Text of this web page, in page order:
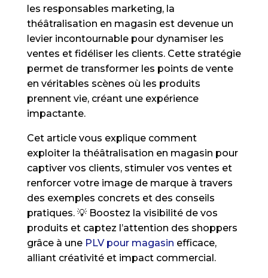
les responsables marketing, la
théâtralisation en magasin est devenue un
levier incontournable pour dynamiser les
ventes et fidéliser les clients. Cette stratégie
permet de transformer les points de vente
en véritables scènes où les produits
prennent vie, créant une expérience
impactante.
Cet article vous explique comment
exploiter la théâtralisation en magasin pour
captiver vos clients, stimuler vos ventes et
renforcer votre image de marque à travers
des exemples concrets et des conseils
pratiques. 💡 Boostez la visibilité de vos
produits et captez l’attention des shoppers
grâce à une PLV pour magasin efficace,
alliant créativité et impact commercial.